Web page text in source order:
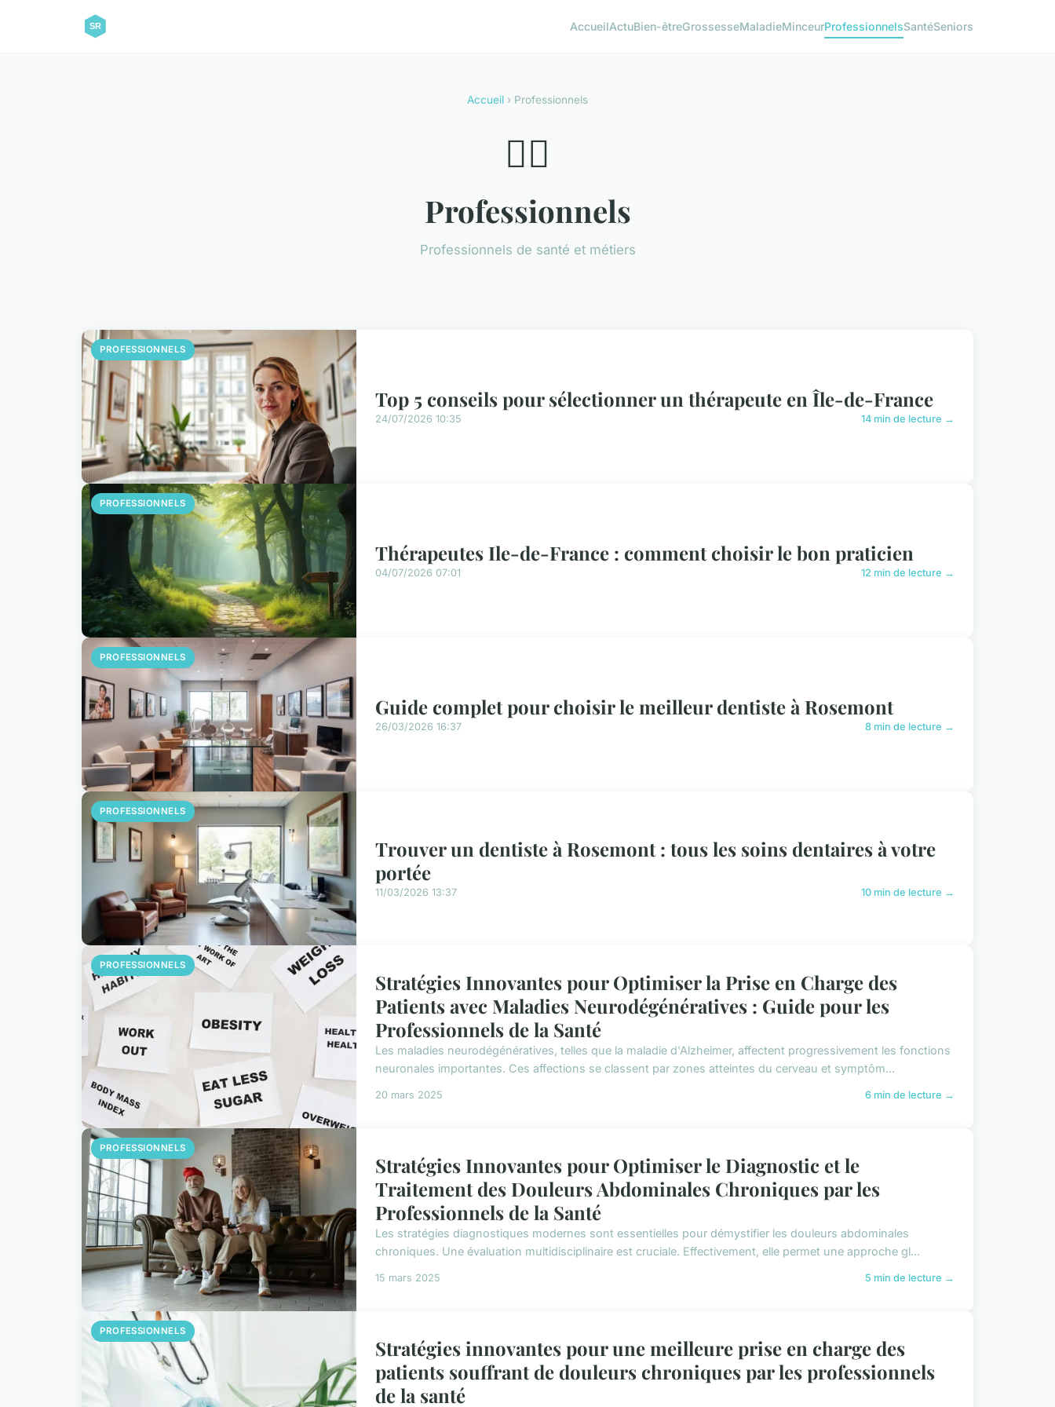
AccueilActuBien-êtreGrossesseMaladieMinceurProfessionnelsSantéSeniors
Accueil › Professionnels
👨‍⚕️
Professionnels
Professionnels de santé et métiers
PROFESSIONNELS
Top 5 conseils pour sélectionner un thérapeute en Île-de-France
24/07/2026 10:35 14 min de lecture →
PROFESSIONNELS
Thérapeutes Ile-de-France : comment choisir le bon praticien
04/07/2026 07:01 12 min de lecture →
PROFESSIONNELS
Guide complet pour choisir le meilleur dentiste à Rosemont
26/03/2026 16:37 8 min de lecture →
PROFESSIONNELS
Trouver un dentiste à Rosemont : tous les soins dentaires à votre
portée
11/03/2026 13:37 10 min de lecture →
PROFESSIONNELS
Stratégies Innovantes pour Optimiser la Prise en Charge des
Patients avec Maladies Neurodégénératives : Guide pour les
Professionnels de la Santé
Les maladies neurodégénératives, telles que la maladie d'Alzheimer, affectent progressivement les fonctions
neuronales importantes. Ces affections se classent par zones atteintes du cerveau et symptôm...
20 mars 2025 6 min de lecture →
PROFESSIONNELS
Stratégies Innovantes pour Optimiser le Diagnostic et le
Traitement des Douleurs Abdominales Chroniques par les
Professionnels de la Santé
Les stratégies diagnostiques modernes sont essentielles pour démystifier les douleurs abdominales
chroniques. Une évaluation multidisciplinaire est cruciale. Effectivement, elle permet une approche gl...
15 mars 2025 5 min de lecture →
PROFESSIONNELS
Stratégies innovantes pour une meilleure prise en charge des
patients souffrant de douleurs chroniques par les professionnels
de la santé